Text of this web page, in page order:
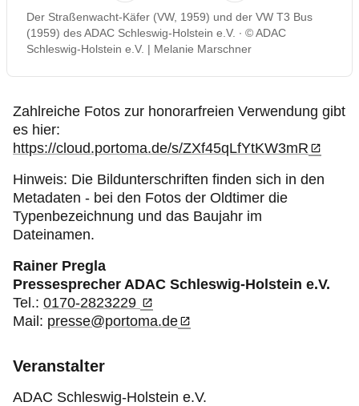
Der Straßenwacht-Käfer (VW, 1959) und der VW T3 Bus
(1959) des ADAC Schleswig-Holstein e.V.
© ADAC
Schleswig-Holstein e.V. | Melanie Marschner
Zahlreiche Fotos zur honorarfreien Verwendung gibt
es hier:
https://cloud.portoma.de/s/ZXf45qLfYtKW3mR
Hinweis: Die Bildunterschriften finden sich in den
Metadaten - bei den Fotos der Oldtimer die
Typenbezeichnung und das Baujahr im
Dateinamen.
Rainer Pregla
Pressesprecher ADAC Schleswig-Holstein e.V.
Tel.: 0170-2823229
Mail: presse@portoma.de
Veranstalter
ADAC Schleswig-Holstein e.V.